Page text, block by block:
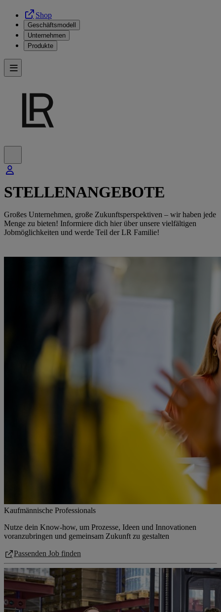
Shop
Geschäftsmodell
Unternehmen
Produkte
STELLENANGEBOTE
Großes Unternehmen, große Zukunftsperspektiven – wir haben jede
Menge zu bieten! Informiere dich hier über unsere vielfältigen
Jobmöglichkeiten und werde Teil der LR Familie!
Kaufmännische Professionals
Nutze dein Know-how, um Prozesse, Ideen und Innovationen
voranzubringen und gemeinsam Zukunft zu gestalten
Passenden Job finden